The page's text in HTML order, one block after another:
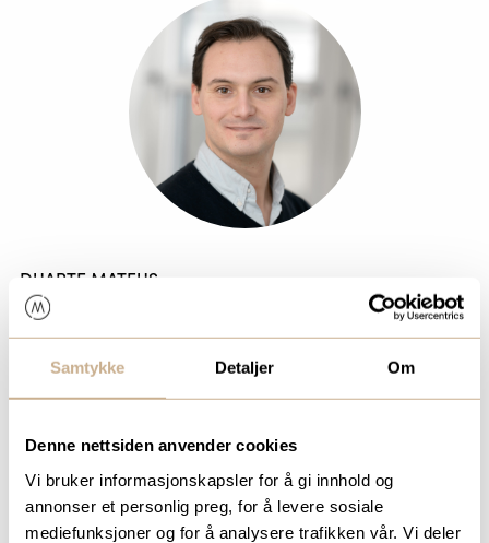
Samtykke Detaljer Om
Denne nettsiden anvender cookies
Vi bruker informasjonskapsler for å gi innhold og
annonser et personlig preg, for å levere sosiale
mediefunksjoner og for å analysere trafikken vår. Vi deler
DUARTE MATEUS
Produktspesialist Mikroskopi
Mob:+47 966 75 911